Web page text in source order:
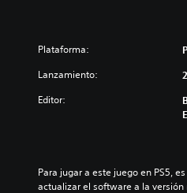
Plataforma:
Lanzamiento:
Editor:
Para jugar a este juego en PS5,
actualizar el software a la